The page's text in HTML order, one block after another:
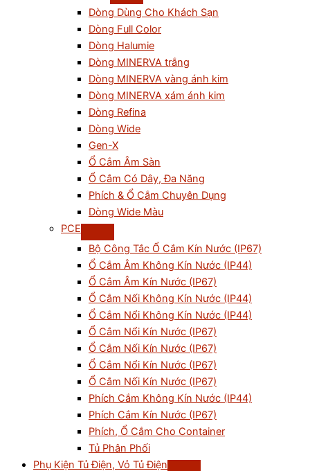
Dòng Dùng Cho Khách Sạn
Dòng Full Color
Dòng Halumie
Dòng MINERVA trắng
Dòng MINERVA vàng ánh kim
Dòng MINERVA xám ánh kim
Dòng Refina
Dòng Wide
Gen-X
Ổ Cắm Âm Sàn
Ổ Cắm Có Dây, Đa Năng
Phích & Ổ Cắm Chuyên Dụng
Dòng Wide Màu
PCE
Bộ Công Tắc Ổ Cắm Kín Nước (IP67)
Ổ Cắm Âm Không Kín Nước (IP44)
Ổ Cắm Âm Kín Nước (IP67)
Ổ Cắm Nối Không Kín Nước (IP44)
Ổ Cắm Nổi Không Kín Nước (IP44)
Ổ Cắm Nổi Kín Nước (IP67)
Ổ Cắm Nối Kín Nước (IP67)
Ổ Cắm Nổi Kín Nước (IP67)
Ổ Cắm Nối Kín Nước (IP67)
Phích Cắm Không Kín Nước (IP44)
Phích Cắm Kín Nước (IP67)
Phích, Ổ Cắm Cho Container
Tủ Phân Phối
Phụ Kiện Tủ Điện, Vỏ Tủ Điện